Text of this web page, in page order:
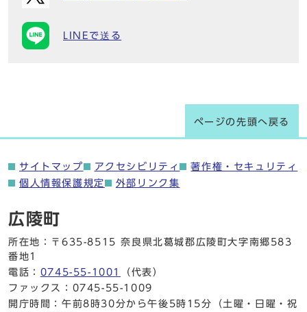
LINEで送る
ページの先頭へ戻る
サイトマップ アクセシビリティ
著作権・セキュリティ
個人情報保護規定
外部リンク集
広陵町
所在地：〒635-8515 奈良県北葛城郡広陵町大字南郷583
番地1
電話： 0745-55-1001
（代表）
ファックス：0745-55-1009
開庁時間：午前8時30分から午後5時15分（土曜・日曜・祝